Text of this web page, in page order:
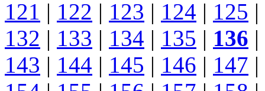
121 | 122 | 123 | 124 | 125 |
132 | 133 | 134 | 135 | 136 |
143 | 144 | 145 | 146 | 147 |